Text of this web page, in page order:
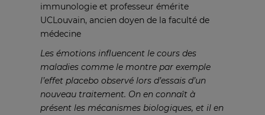
immunologie et professeur émérite
UCLouvain, ancien doyen de la faculté de
médecine
Les émotions influencent le cours des
maladies comme le montre par exemple
l’effet placebo observé lors d’essais d’un
nouveau traitement. On en connaît à
présent les mécanismes biologiques, et il en